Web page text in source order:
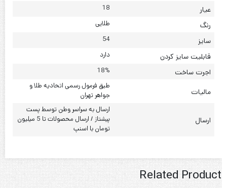
عیار 18
رنگ طلایی
سایز 54
قابلیت سایز کردن دارد
اجرت ساخت 18%
مالیات
طبق فرمول رسمی اتحادیه طلا و
جواهر تهران
ارسال
ارسال به سراسر وطن توسط پست
پیشتاز / ارسال محصولات تا 5 میلیون
تومان با اسنپ
Related